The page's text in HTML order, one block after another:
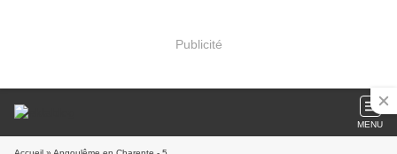
Publicité
MENU